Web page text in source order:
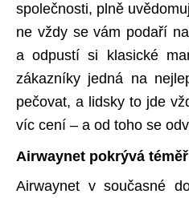
společnosti, plně
ne vždy se vám podaří
a odpustí si klasické
zákazníky jedná na
pečovat, a lidsky to jde
víc cení – a od toho se
Airwaynet pokrývá
Airwaynet v současné